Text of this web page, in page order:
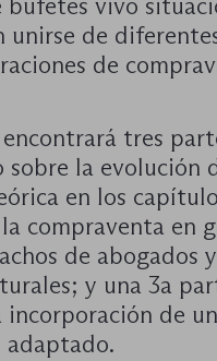
vivo
unirse de
de
tres
la evolución
en los
compraventa en
de abogados
y una 3a
de
adaptado.